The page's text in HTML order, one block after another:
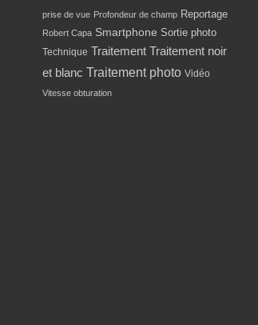
prise de vue Profondeur de champ Reportage
Robert Capa Smartphone Sortie photo
Technique Traitement Traitement noir
et blanc Traitement photo Vidéo
Vitesse obturation